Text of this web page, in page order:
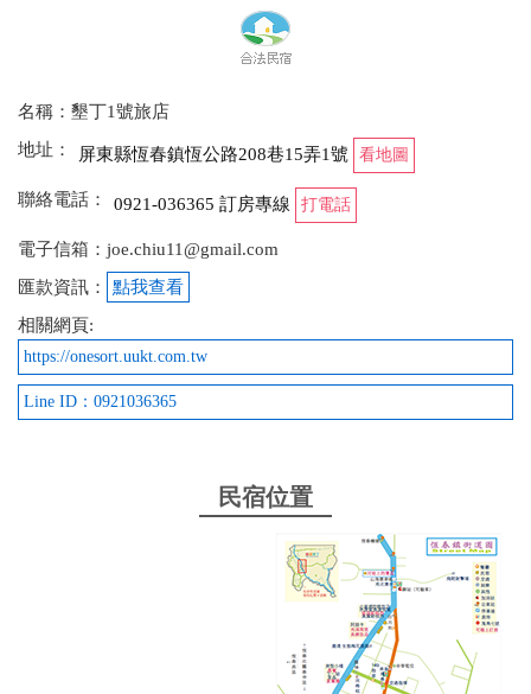
名稱：墾丁1號旅店
地址：
屏東縣恆春鎮恆公路208巷15弄1號 看地圖
聯絡電話： 0921-036365 訂房專線 打電話
電子信箱：joe.chiu11@gmail.com
匯款資訊：
點我查看
相關網頁:
https://onesort.uukt.com.tw
Line ID：0921036365
民宿位置